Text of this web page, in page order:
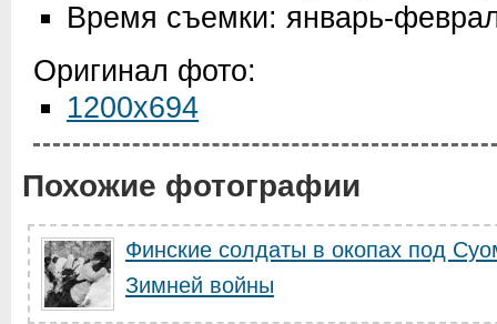
Время съемки: январь-
Оригинал фото:
1200x694
Похожие фотографии
Финские солдаты в окопах под
Зимней войны